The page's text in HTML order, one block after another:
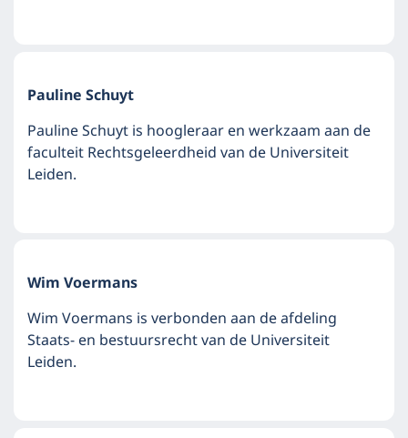
Pauline Schuyt
Pauline Schuyt is hoogleraar en werkzaam aan de
faculteit Rechtsgeleerdheid van de Universiteit
Leiden.
Wim Voermans
Wim Voermans is verbonden aan de afdeling
Staats- en bestuursrecht van de Universiteit
Leiden.